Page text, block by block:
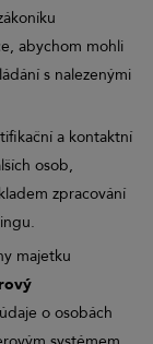
abychom mohli
s nalezenými
a kontaktní
osob,
zpracování
majetku
o osobách